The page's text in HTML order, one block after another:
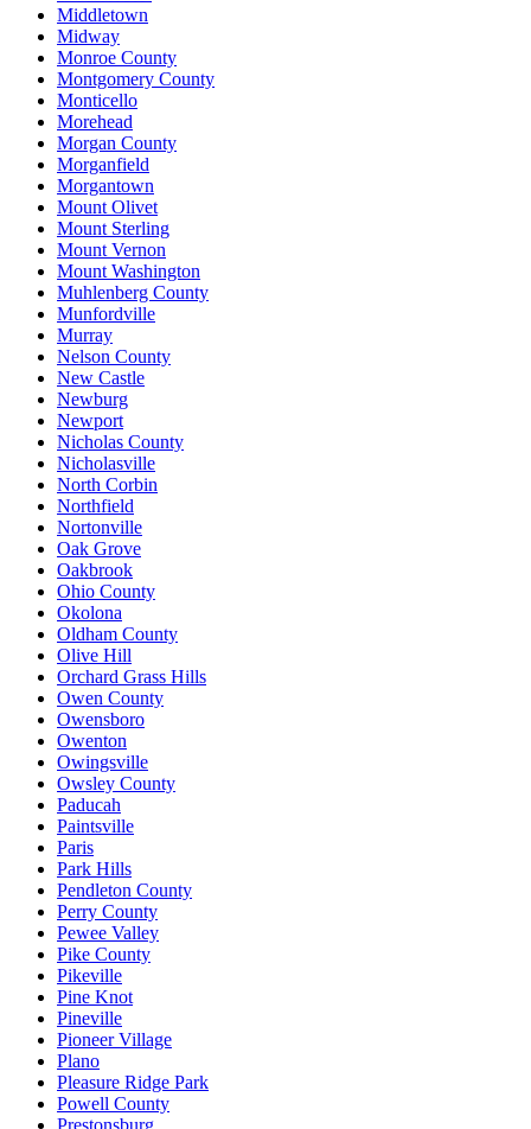
Middletown
Midway
Monroe County
Montgomery County
Monticello
Morehead
Morgan County
Morganfield
Morgantown
Mount Olivet
Mount Sterling
Mount Vernon
Mount Washington
Muhlenberg County
Munfordville
Murray
Nelson County
New Castle
Newburg
Newport
Nicholas County
Nicholasville
North Corbin
Northfield
Nortonville
Oak Grove
Oakbrook
Ohio County
Okolona
Oldham County
Olive Hill
Orchard Grass Hills
Owen County
Owensboro
Owenton
Owingsville
Owsley County
Paducah
Paintsville
Paris
Park Hills
Pendleton County
Perry County
Pewee Valley
Pike County
Pikeville
Pine Knot
Pineville
Pioneer Village
Plano
Pleasure Ridge Park
Powell County
Prestonsburg